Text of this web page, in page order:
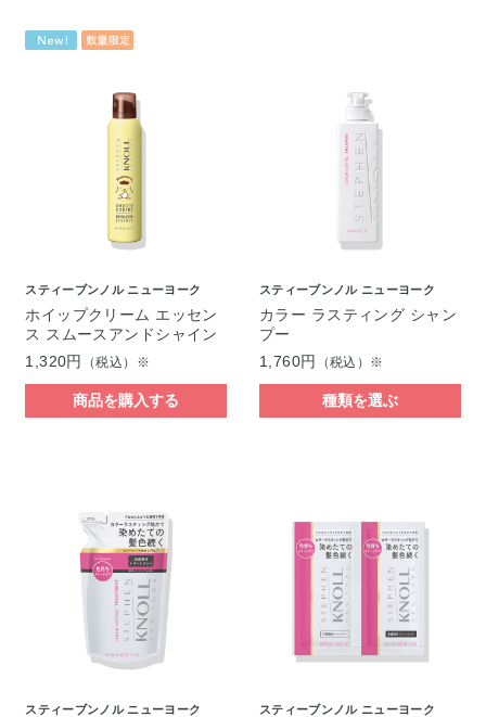
スティーブンノル ニューヨーク
ホイップクリーム エッセン
ス スムースアンドシャイン
1,320円
（税込）※
商品を購入する
スティーブンノル ニューヨーク
カラー ラスティング シャン
プー
1,760円
（税込）※
種類を選ぶ
スティーブンノル ニューヨーク スティーブンノル ニューヨーク